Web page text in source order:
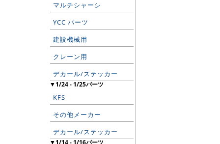
マルチシャーシ
YCC パーツ
建設機械用
クレーン用
デカール/ステッカー
▼1/24 - 1/25パーツ
KFS
その他メーカー
デカール/ステッカー
▼1/14 - 1/16パーツ